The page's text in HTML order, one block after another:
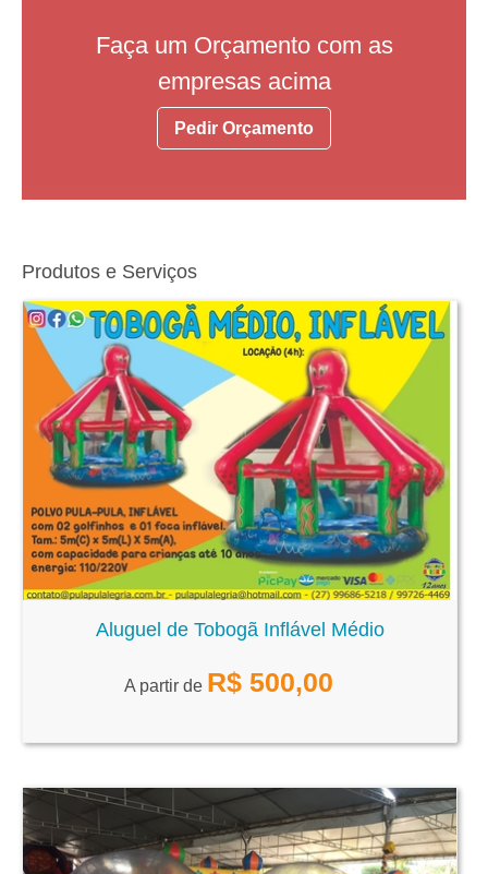
Faça um Orçamento com as
empresas acima
Pedir Orçamento
Produtos e Serviços
Aluguel de Tobogã Inflável Médio
A partir de R$ 500,00